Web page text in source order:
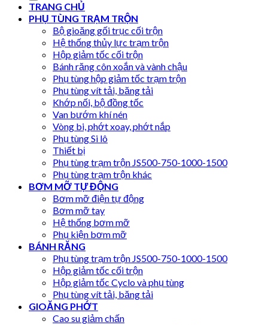
TRANG CHỦ
PHỤ TÙNG TRẠM TRỘN
Bộ gioăng gối trục cối trộn
Hệ thống thủy lực trạm trộn
Hộp giảm tốc cối trộn
Bánh răng côn xoắn và vành chậu
Phụ tùng hộp giảm tốc trạm trộn
Phụ tùng vít tải, băng tải
Khớp nối, bộ đồng tốc
Van bướm khí nén
Vòng bi, phớt xoay, phớt nắp
Phụ tùng Si lô
Thiết bị
Phụ tùng trạm trộn JS500-750-1000-1500
Phụ tùng trạm trộn khác
BƠM MỠ TỰ ĐỘNG
Bơm mỡ điện tự động
Bơm mỡ tay
Hệ thống bơm mỡ
Phụ kiện bơm mỡ
BÁNH RĂNG
Phụ tùng trạm trộn JS500-750-1000-1500
Hộp giảm tốc cối trộn
Hộp giảm tốc Cyclo và phụ tùng
Phụ tùng vít tải, băng tải
GIOĂNG PHỚT
Cao su giảm chấn